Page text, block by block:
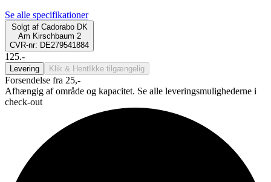
Se alle specifikationer
Solgt af Cadorabo DK
Am Kirschbaum 2
CVR-nr: DE279541884
125.-
Levering Klik & Hent Ikke tilgængelig
Forsendelse fra 25,-
Afhængig af område og kapacitet. Se alle leveringsmulighederne i
check-out